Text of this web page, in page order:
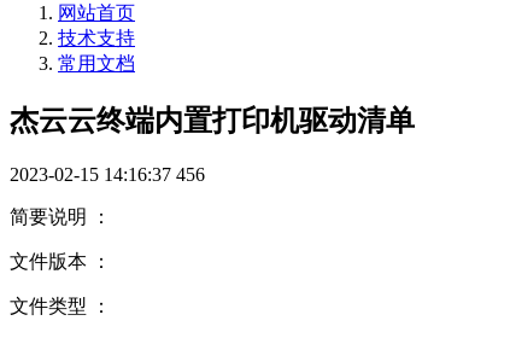
网站首页
技术支持
常用文档
杰云云终端内置打印机驱动清单
2023-02-15 14:16:37 456
简要说明 ：
文件版本 ：
文件类型 ：